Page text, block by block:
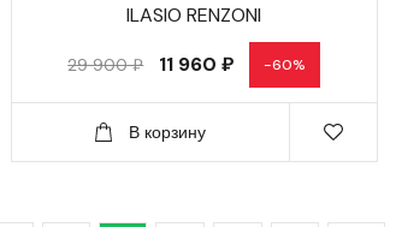
ILASIO RENZONI
29 900 ₽ 11 960 ₽ -60%
В корзину